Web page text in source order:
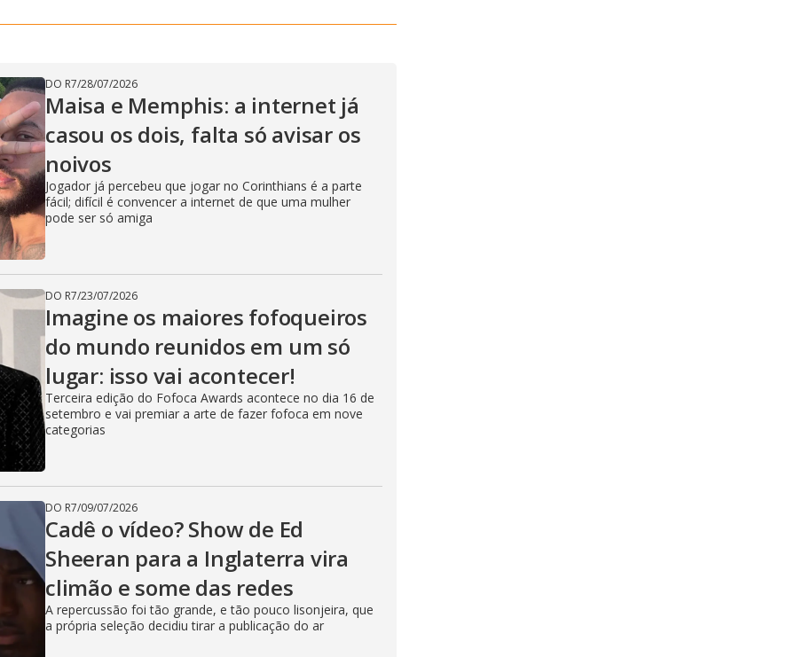
V
i
d
e
o
DO R7/28/07/2026
Maisa e Memphis: a internet já
casou os dois, falta só avisar os
noivos
Jogador já percebeu que jogar no Corinthians é a parte
fácil; difícil é convencer a internet de que uma mulher
pode ser só amiga
DO R7/23/07/2026
Imagine os maiores fofoqueiros
do mundo reunidos em um só
lugar: isso vai acontecer!
Terceira edição do Fofoca Awards acontece no dia 16 de
setembro e vai premiar a arte de fazer fofoca em nove
categorias
DO R7/09/07/2026
Cadê o vídeo? Show de Ed
Sheeran para a Inglaterra vira
climão e some das redes
A repercussão foi tão grande, e tão pouco lisonjeira, que
a própria seleção decidiu tirar a publicação do ar